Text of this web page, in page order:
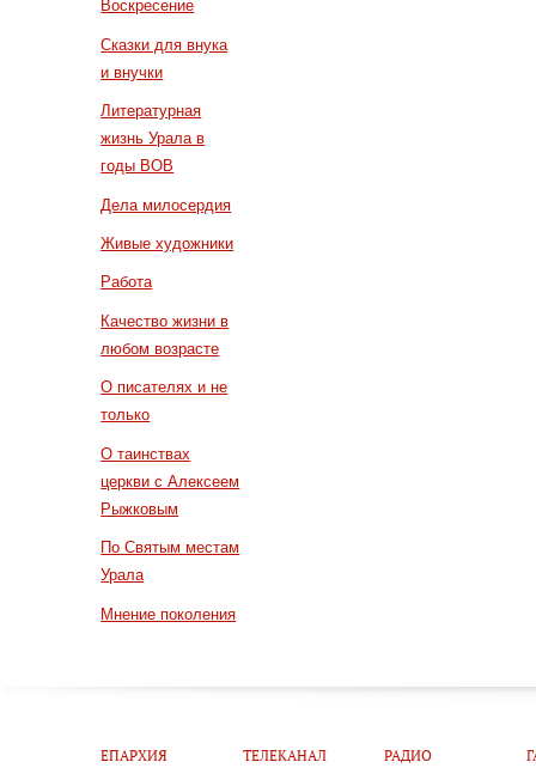
Воскресение
Сказки для внука
и внучки
Литературная
жизнь Урала в
годы ВОВ
Дела милосердия
Живые художники
Работа
Качество жизни в
любом возрасте
О писателях и не
только
О таинствах
церкви с Алексеем
Рыжковым
По Святым местам
Урала
Мнение поколения
ЕПАРХИЯ
ТЕЛЕКАНАЛ
РАДИО